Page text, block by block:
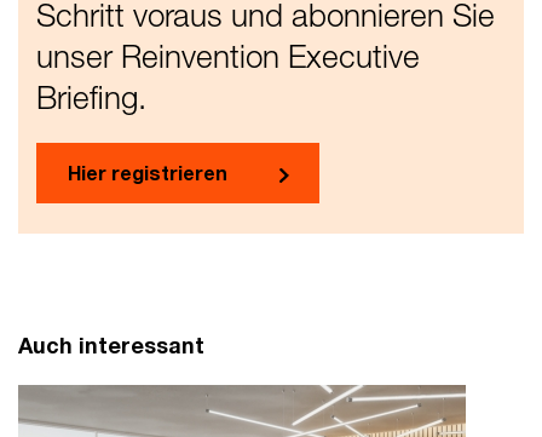
Schritt voraus und abonnieren Sie
unser Reinvention Executive
Briefing.
Hier registrieren
Auch interessant